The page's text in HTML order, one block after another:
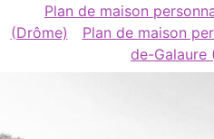
Plan de maison
(Drôme)
Plan de maison
de-Galaure